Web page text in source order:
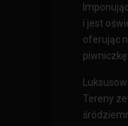
i jest
oferując
Tereny